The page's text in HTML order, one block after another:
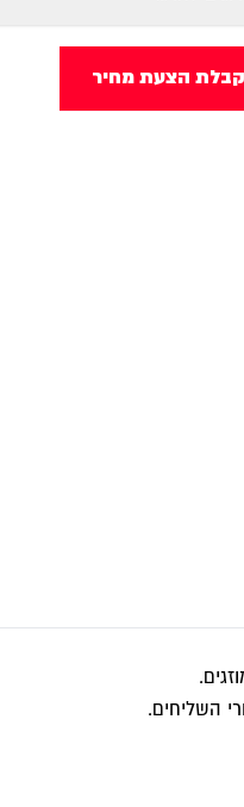
הצעת מחיר
השליחים.